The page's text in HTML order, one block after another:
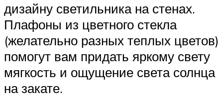
дизайну светильника на стенах.
Плафоны из цветного стекла
(желательно разных теплых цветов)
помогут вам придать яркому свету
мягкость и ощущение света солнца
на закате.